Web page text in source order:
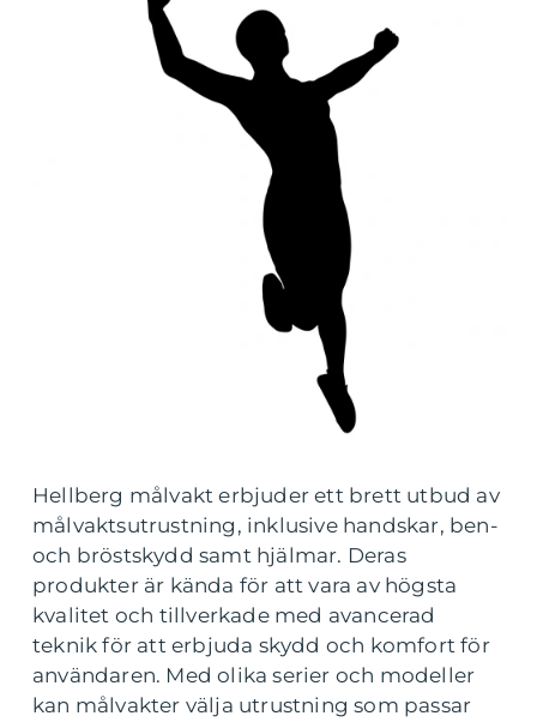
Hellberg målvakt erbjuder ett brett utbud av
målvaktsutrustning, inklusive handskar, ben-
och bröstskydd samt hjälmar. Deras
produkter är kända för att vara av högsta
kvalitet och tillverkade med avancerad
teknik för att erbjuda skydd och komfort för
användaren. Med olika serier och modeller
kan målvakter välja utrustning som passar